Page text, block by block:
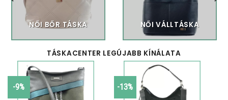
NŐI BŐR TÁSKA NŐI VÁLLTÁSKA
TÁSKACENTER LEGÚJABB KÍNÁLATA
-9% -13%